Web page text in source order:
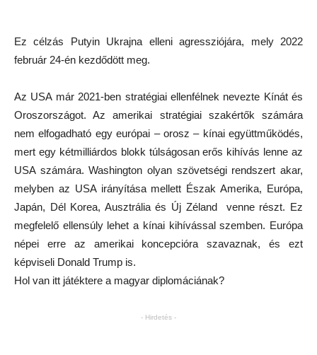
Ez célzás Putyin Ukrajna elleni agressziójára, mely 2022
február 24-én kezdődött meg.
Az USA már 2021-ben stratégiai ellenfélnek nevezte Kínát és
Oroszországot. Az amerikai stratégiai szakértők számára
nem elfogadható egy európai – orosz – kínai együttműködés,
mert egy kétmilliárdos blokk túlságosan erős kihívás lenne az
USA számára. Washington olyan szövetségi rendszert akar,
melyben az USA irányítása mellett Észak Amerika, Európa,
Japán, Dél Korea, Ausztrália és Új Zéland venne részt. Ez
megfelelő ellensúly lehet a kínai kihívással szemben. Európa
népei erre az amerikai koncepcióra szavaznak, és ezt
képviseli Donald Trump is.
Hol van itt játéktere a magyar diplomáciának?
- Hirdetés -